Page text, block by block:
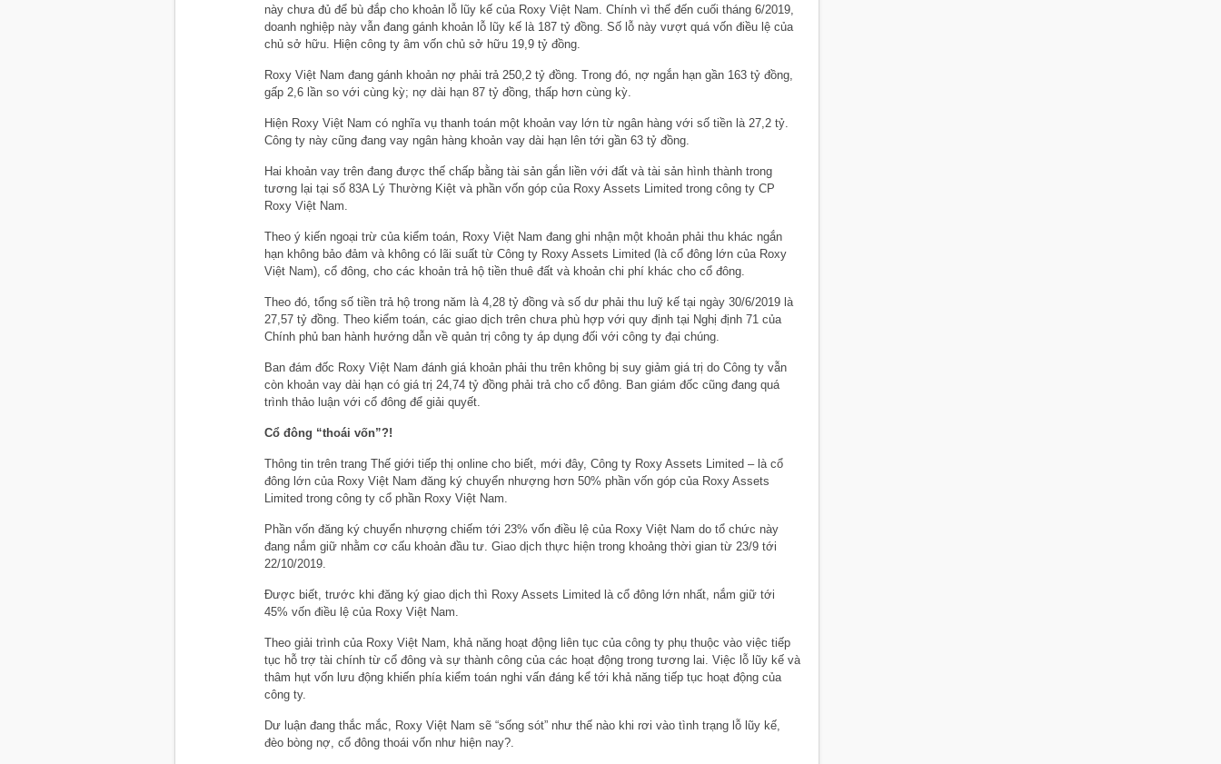
này chưa đủ để bù đắp cho khoản lỗ lũy kế của Roxy Việt Nam. Chính vì thế đến cuối tháng 6/2019,
doanh nghiệp này vẫn đang gánh khoản lỗ lũy kế là 187 tỷ đồng. Số lỗ này vượt quá vốn điều lệ của
chủ sở hữu. Hiện công ty âm vốn chủ sở hữu 19,9 tỷ đồng.
Roxy Việt Nam đang gánh khoản nợ phải trả 250,2 tỷ đồng. Trong đó, nợ ngắn hạn gần 163 tỷ đồng,
gấp 2,6 lần so với cùng kỳ; nợ dài hạn 87 tỷ đồng, thấp hơn cùng kỳ.
Hiện Roxy Việt Nam có nghĩa vụ thanh toán một khoản vay lớn từ ngân hàng với số tiền là 27,2 tỷ.
Công ty này cũng đang vay ngân hàng khoản vay dài hạn lên tới gần 63 tỷ đồng.
Hai khoản vay trên đang được thế chấp bằng tài sản gắn liền với đất và tài sản hình thành trong
tương lại tại số 83A Lý Thường Kiệt và phần vốn góp của Roxy Assets Limited trong công ty CP
Roxy Việt Nam.
Theo ý kiến ngoại trừ của kiểm toán, Roxy Việt Nam đang ghi nhận một khoản phải thu khác ngắn
hạn không bảo đảm và không có lãi suất từ Công ty Roxy Assets Limited (là cổ đông lớn của Roxy
Việt Nam), cổ đông, cho các khoản trả hộ tiền thuê đất và khoản chi phí khác cho cổ đông.
Theo đó, tổng số tiền trả hộ trong năm là 4,28 tỷ đồng và số dư phải thu luỹ kế tại ngày 30/6/2019 là
27,57 tỷ đồng. Theo kiểm toán, các giao dịch trên chưa phù hợp với quy định tại Nghị định 71 của
Chính phủ ban hành hướng dẫn về quản trị công ty áp dụng đối với công ty đại chúng.
Ban đám đốc Roxy Việt Nam đánh giá khoản phải thu trên không bị suy giảm giá trị do Công ty vẫn
còn khoản vay dài hạn có giá trị 24,74 tỷ đồng phải trả cho cổ đông. Ban giám đốc cũng đang quá
trình thảo luận với cổ đông để giải quyết.
Cổ đông “thoái vốn”?!
Thông tin trên trang Thế giới tiếp thị online cho biết, mới đây, Công ty Roxy Assets Limited – là cổ
đông lớn của Roxy Việt Nam đăng ký chuyển nhượng hơn 50% phần vốn góp của Roxy Assets
Limited trong công ty cổ phần Roxy Việt Nam.
Phần vốn đăng ký chuyển nhượng chiếm tới 23% vốn điều lệ của Roxy Việt Nam do tổ chức này
đang nắm giữ nhằm cơ cấu khoản đầu tư. Giao dịch thực hiện trong khoảng thời gian từ 23/9 tới
22/10/2019.
Được biết, trước khi đăng ký giao dịch thì Roxy Assets Limited là cổ đông lớn nhất, nắm giữ tới
45% vốn điều lệ của Roxy Việt Nam.
Theo giải trình của Roxy Việt Nam, khả năng hoạt động liên tục của công ty phụ thuộc vào việc tiếp
tục hỗ trợ tài chính từ cổ đông và sự thành công của các hoạt động trong tương lai. Việc lỗ lũy kế và
thâm hụt vốn lưu động khiến phía kiểm toán nghi vấn đáng kể tới khả năng tiếp tục hoạt động của
công ty.
Dư luận đang thắc mắc, Roxy Việt Nam sẽ “sống sót” như thế nào khi rơi vào tình trạng lỗ lũy kế,
đèo bòng nợ, cổ đông thoái vốn như hiện nay?.